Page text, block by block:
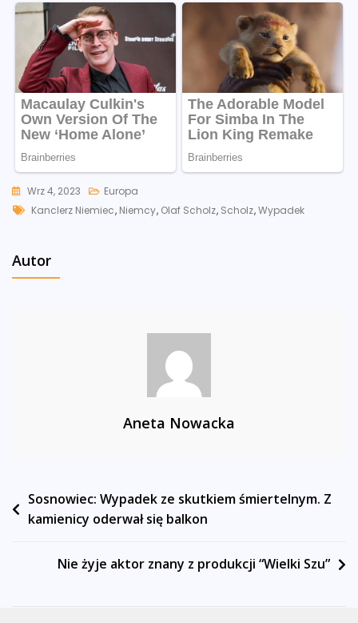
Wrz 4, 2023
Europa
Tags
Kanclerz Niemiec, Niemcy, Olaf Scholz, Scholz,Wypadek
Autor
Aneta Nowacka
Nawigacja
wpisu
Sosnowiec: Wypadek ze skutkiem śmiertelnym. Z
kamienicy oderwał się balkon
Nie żyje aktor znany z produkcji “Wielki Szu”